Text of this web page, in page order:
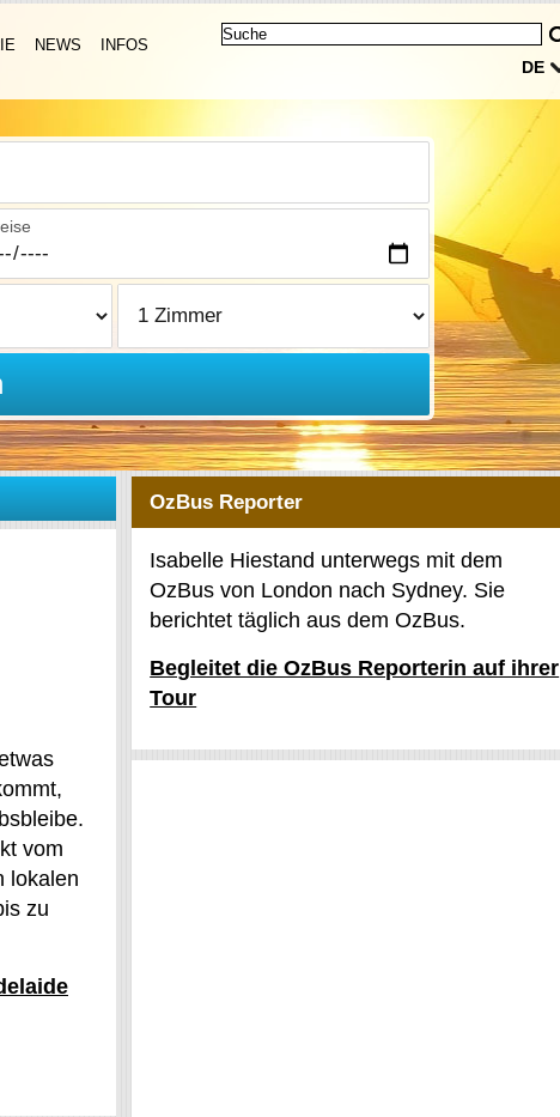
DE
NEWS INFOS
vom
lokalen
zu
OzBus Reporter
Isabelle Hiestand unterwegs mit dem
OzBus von London nach Sydney. Sie
berichtet täglich aus dem OzBus.
Begleitet die OzBus Reporterin auf ihrer
Tour